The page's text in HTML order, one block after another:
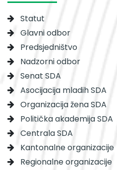
Statut
Glavni odbor
Predsjedništvo
Nadzorni odbor
Senat SDA
Asocijacija mladih SDA
Organizacija žena SDA
Politička akademija SDA
Centrala SDA
Kantonalne organizacije
Regionalne organizacije